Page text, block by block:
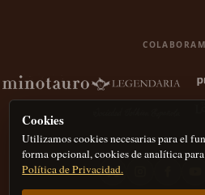
Cookies
Utilizamos cookies necesarias para el
forma opcional, cookies de analítica
Política de Privacidad.